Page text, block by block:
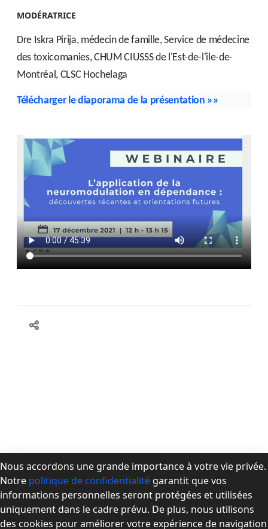
MODÉRATRICE
Dre Iskra Pirija, médecin de famille, Service de médecine
des toxicomanies, CHUM CIUSSS de l'Est-de-l'île-de-
Montréal, CLSC Hochelaga
Télécharger le diaporama de la présentation »»
À propos de la CPMD
Devenir membre
Se connecter
Nous accordons une grande importance à votre vie privée.
Notre politique de confidentialité garantit que vos
informations personnelles seront protégées et utilisées
uniquement dans le cadre prévu. De plus, nous utilisons
des cookies pour améliorer votre expérience de navigation